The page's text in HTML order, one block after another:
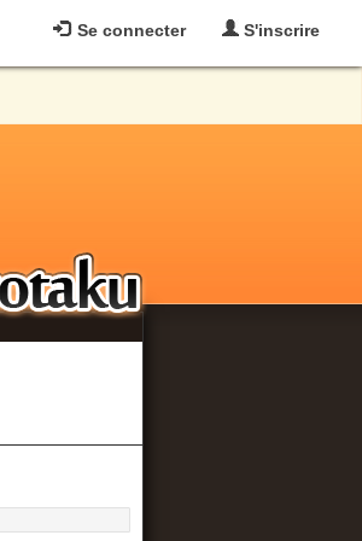
Se connecter S'inscrire